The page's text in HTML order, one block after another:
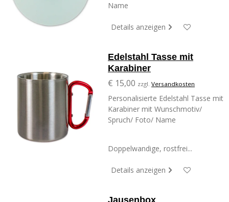
Name
Details anzeigen
Edelstahl Tasse mit
Karabiner
€ 15,00 zzgl. Versandkosten
Personalisierte Edelstahl Tasse mit
Karabiner mit Wunschmotiv/
Spruch/ Foto/ Name
Doppelwandige, rostfrei...
Details anzeigen
Jausenbox